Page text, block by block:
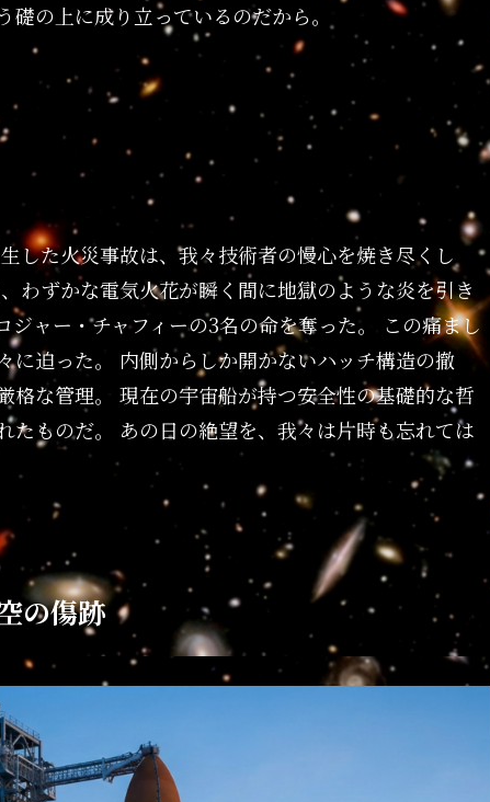
の上に成り立っているのだから。
した火災事故は、我々技術者の慢心を焼き尽くし
わずかな電気火花が瞬く間に地獄のような炎を引き
ャー・チャフィーの3名の命を奪った。 この痛まし
に迫った。 内側からしか開かないハッチ構造の撤
格な管理。 現在の宇宙船が持つ安全性の基礎的な哲
たものだ。 あの日の絶望を、我々は片時も忘れては
の傷跡